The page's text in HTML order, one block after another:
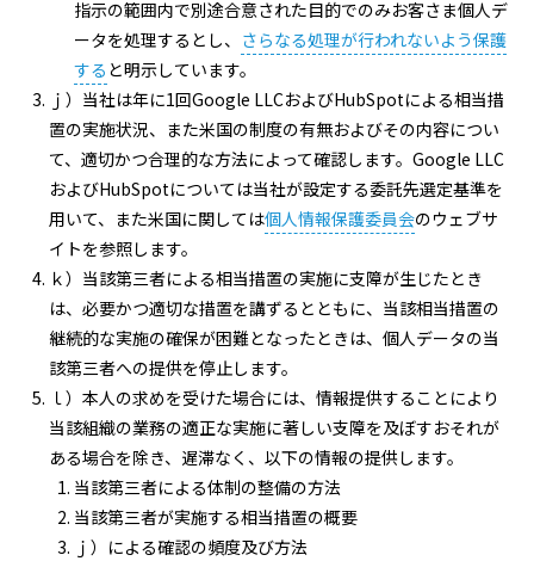
指示の範囲内で別途合意された目的でのみお客さま個人デ
ータを処理するとし、 さらなる処理が行われないよう保護
する と明示しています。
ｊ）当社は年に1回Google LLCおよびHubSpotによる相当措
置の実施状況、また米国の制度の有無およびその内容につい
て、適切かつ合理的な方法によって確認します。Google LLC
およびHubSpotについては当社が設定する委託先選定基準を
用いて、また米国に関しては個人情報保護委員会のウェブサ
イトを参照します。
ｋ）当該第三者による相当措置の実施に支障が生じたとき
は、必要かつ適切な措置を講ずるとともに、当該相当措置の
継続的な実施の確保が困難となったときは、個人データの当
該第三者への提供を停止します。
ｌ）本人の求めを受けた場合には、情報提供することにより
当該組織の業務の適正な実施に著しい支障を及ぼすおそれが
ある場合を除き、遅滞なく、以下の情報の提供します。
当該第三者による体制の整備の方法
当該第三者が実施する相当措置の概要
ｊ）による確認の頻度及び方法